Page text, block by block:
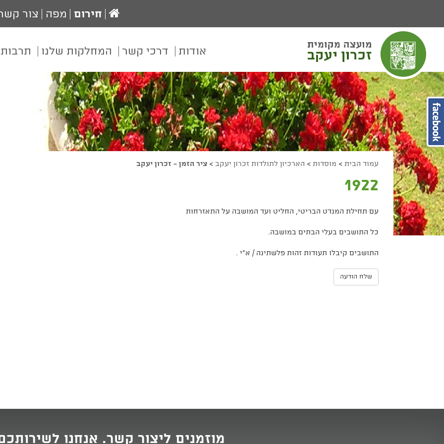
הגדל גודל פונט
הקטן גודל פונט
מצב ניגודיות גבוהה
מצב ניגודיות נמוכה
הצג קישורים
הצהרת נגישות
עמוד
הבית
חירום מפה צור
אודות דרכי קשר המחלקות שלנו
עמוד הבית > מוסדות > הארכיון לתולדות זכרון יעקב > ציר הזמן - זכרון יעקב
1922
עם תחילת המנדט הבריטי, החליט ועד המושבה על התאזרחות
כל התושבים בעלי הבתים במושבה.
התושבים קיבלו תעודות זהות פלשתינה / א"י .
שלח הודעה
מוזמנים ליצור קשר. אנחנו